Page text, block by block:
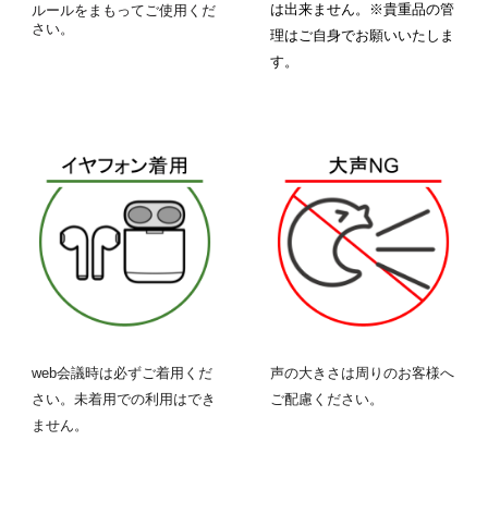
ルールをまもってご使用くだ
さい。
は出来ません。※貴重品の管
理はご自身でお願いいたしま
す。
web会議時は必ずご着用くだ
さい。未着用での利用はでき
ません。
声の大きさは周りのお客様へ
ご配慮ください。